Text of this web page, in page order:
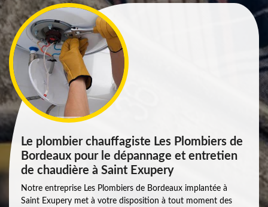
Le plombier chauffagiste Les Plombiers de
Bordeaux pour le dépannage et entretien
de chaudière à Saint Exupery
Notre entreprise Les Plombiers de Bordeaux implantée à
Saint Exupery met à votre disposition à tout moment des